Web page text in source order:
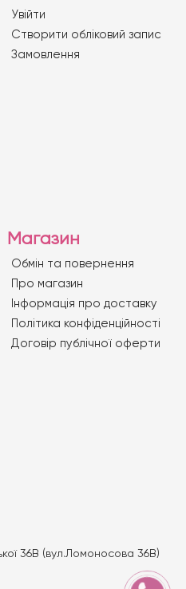
Увійти
Створити обліковий запис
Замовлення
Магазин
Обмін та повернення
Про магазин
Iнформація про доставку
Політика конфіденційності
Договір публічної оферти
36В (вул.Ломоносова 36В)